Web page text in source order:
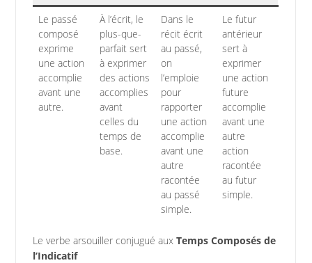
Le passé
composé
exprime
une action
accomplie
avant une
autre.
À l’écrit, le
plus-que-
parfait sert
à exprimer
des actions
accomplies
avant
celles du
temps de
base.
Dans le
récit écrit
au passé,
on
l’emploie
pour
rapporter
une action
accomplie
avant une
autre
racontée
au passé
simple.
Le futur
antérieur
sert à
exprimer
une action
future
accomplie
avant une
autre
action
racontée
au futur
simple.
Le verbe arsouiller conjugué aux Temps Composés de
l’Indicatif